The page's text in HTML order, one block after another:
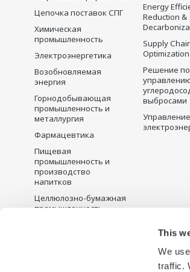
This
We
traffic.
Цепочка поставок СПГ
Химическая
промышленность
Электроэнергетика
Возобновляемая
энергия
Горнодобывающая
промышленность и
металлургия
Фармацевтика
Пищевая
промышленность и
производство
напитков
Целлюлозно-бумажная
промышленность
Energy
Reduction &
Supply
Решение по
выбросами
Управление